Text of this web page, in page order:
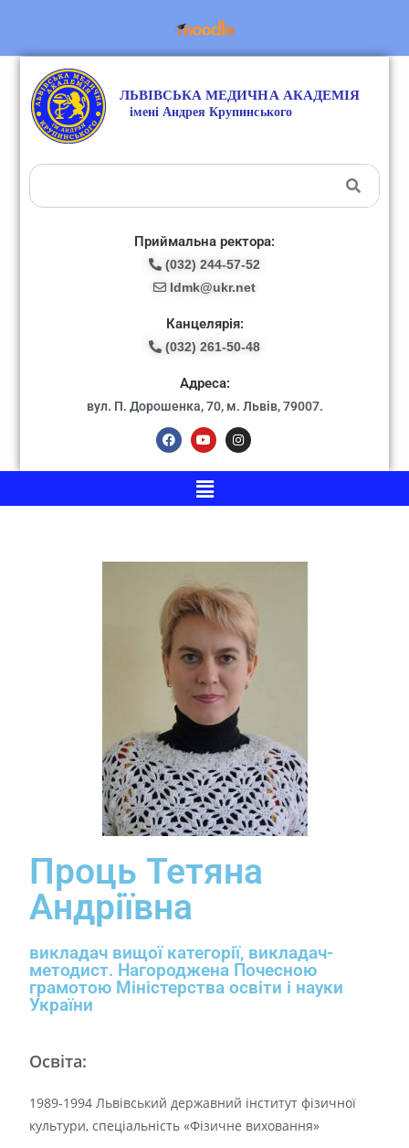
Приймальна ректора:
(032) 244-57-52
ldmk@ukr.net
Канцелярія:
(032) 261-50-48
Адреса:
вул. П. Дорошенка, 70, м. Львів, 79007.
Проць Тетяна
Андріївна
викладач вищої категорії, викладач-
методист. Нагороджена Почесною
грамотою Міністерства освіти і науки
України
Освіта:
1989-1994 Львівський державний інститут фізичної
культури, спеціальність «Фізичне виховання»